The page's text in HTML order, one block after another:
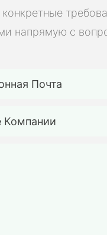
солнечных
напрямую с
Почта
Компании